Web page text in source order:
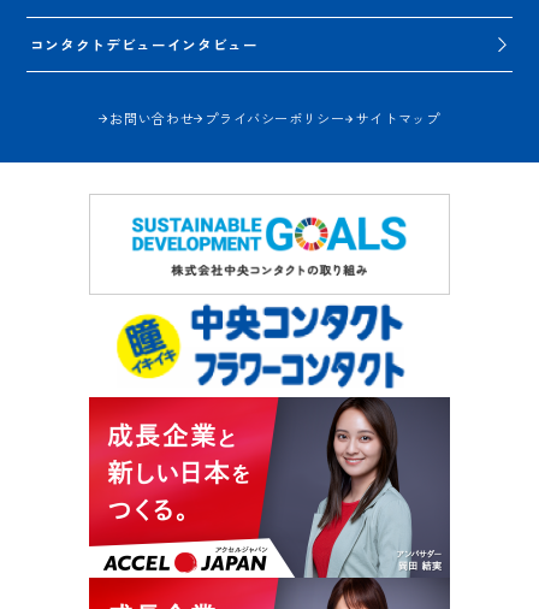
コンタクトデビューインタビュー
お問い合わせ プライバシーポリシー サイトマップ